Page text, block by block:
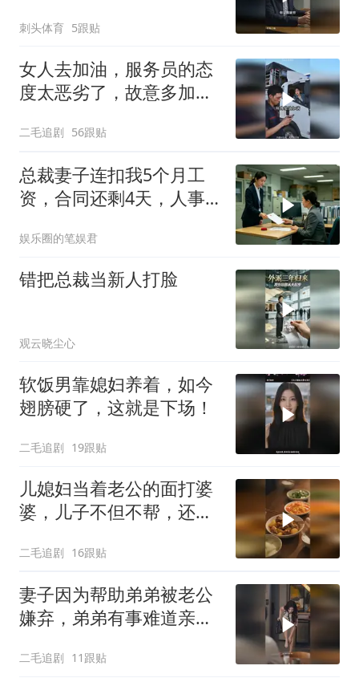
刺头体育 5跟贴
女人去加油，服务员的态
度太恶劣了，故意多加油
二毛追剧 56跟贴
总裁妻子连扣我5个月工
资，合同还剩4天，人事
娱乐圈的笔娱君
错把总裁当新人打脸
观云晓尘心
软饭男靠媳妇养着，如今
翅膀硬了，这就是下场！
二毛追剧 19跟贴
儿媳妇当着老公的面打婆
婆，儿子不但不帮，还助
二毛追剧 16跟贴
妻子因为帮助弟弟被老公
嫌弃，弟弟有事难道亲姐
二毛追剧 11跟贴